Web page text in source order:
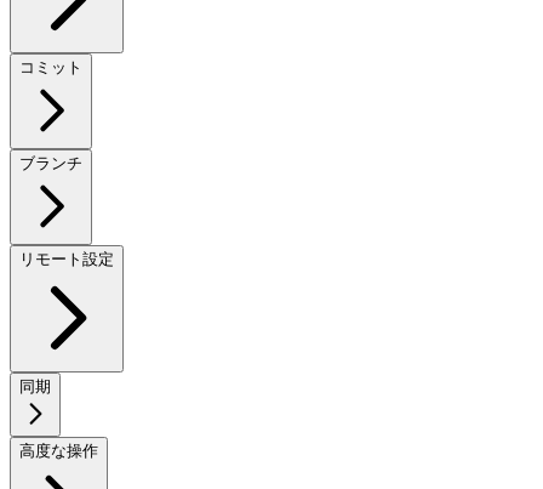
コミット
ブランチ
リモート設定
同期
高度な操作